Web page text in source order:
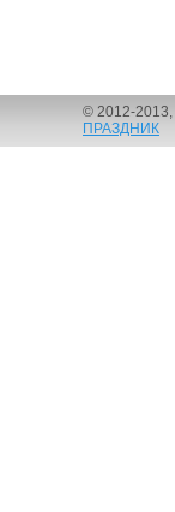
© 2012-2013,
ПРАЗДНИК